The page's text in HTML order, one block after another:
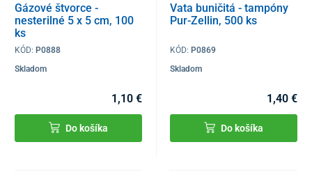
Gázové štvorce -
nesterilné 5 x 5 cm, 100
ks
KÓD: P0888
Skladom
1,10 €
Do košíka
Vata buničitá - tampóny
Pur-Zellin, 500 ks
KÓD:P0869
Skladom
1,40 €
Do košíka